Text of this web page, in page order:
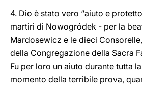
4. Dio è stato vero “aiuto e
martiri di Nowogródek - per la
Mardosewicz e le dieci
della Congregazione della Sacra
Fu per loro un aiuto durante tutta
momento della terribile prova,